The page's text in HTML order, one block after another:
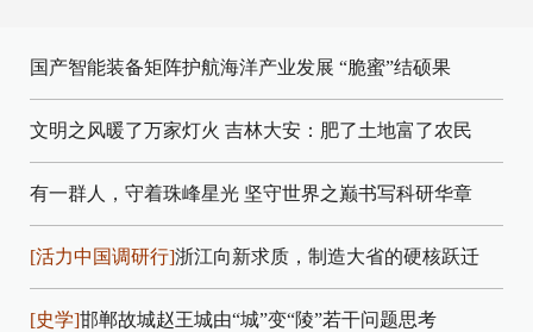
国产智能装备矩阵护航海洋产业发展 “脆蜜”结硕果
文明之风暖了万家灯火 吉林大安：肥了土地富了农民
有一群人，守着珠峰星光 坚守世界之巅书写科研华章
[活力中国调研行]浙江向新求质，制造大省的硬核跃迁
[史学]邯郸故城赵王城由“城”变“陵”若干问题思考